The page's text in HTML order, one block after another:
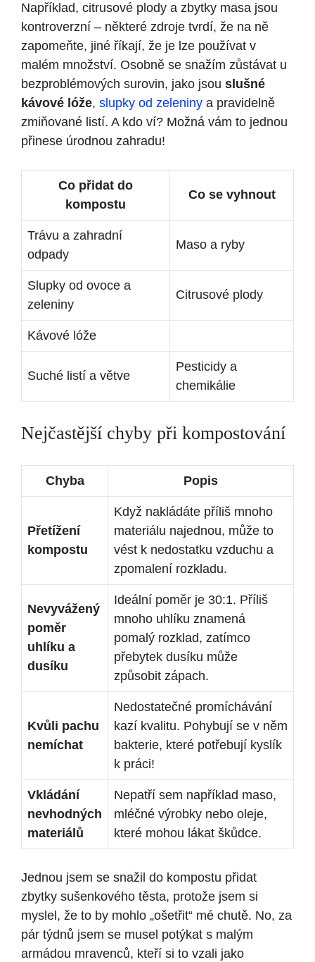
Například, citrusové plody a zbytky masa jsou
kontroverzní – některé zdroje tvrdí, že na ně
zapomeňte, jiné říkají, že je lze používat v
malém množství. Osobně se snažím zůstávat u
bezproblémových surovin, jako jsou slušné
kávové lóže, slupky od zeleniny a pravidelně
zmiňované listí. A kdo ví? Možná vám to jednou
přinese úrodnou zahradu!
Co přidat do
kompostu
Co se vyhnout
Trávu a zahradní
odpady
Maso a ryby
Slupky od ovoce a
zeleniny
Citrusové plody
Kávové lóže
Suché listí a větve
Pesticidy a
chemikálie
Nejčastější chyby při kompostování
Chyba Popis
Přetížení
kompostu
Když nakládáte příliš mnoho
materiálu najednou, může to
vést k nedostatku vzduchu a
zpomalení rozkladu.
Nevyvážený
poměr
uhlíku a
dusíku
Ideální poměr je 30:1. Příliš
mnoho uhlíku znamená
pomalý rozklad, zatímco
přebytek dusíku může
způsobit zápach.
Kvůli pachu
nemíchat
Nedostatečné promíchávání
kazí kvalitu. Pohybují se v něm
bakterie, které potřebují kyslík
k práci!
Vkládání
nevhodných
materiálů
Nepatří sem například maso,
mléčné výrobky nebo oleje,
které mohou lákat škůdce.
Jednou jsem se snažil do kompostu přidat
zbytky sušenkového těsta, protože jsem si
myslel, že to by mohlo „ošetřit“ mé chutě. No, za
pár týdnů jsem se musel potýkat s malým
armádou mravenců, kteří si to vzali jako